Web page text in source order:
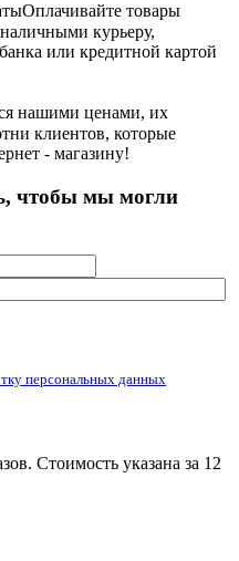
Оплачивайте товары
курьеру,
или кредитной картой
нашими ценами, их
клиентов, которые
- магазину!
чтобы мы могли
персональных данных
Стоимость указана за 12